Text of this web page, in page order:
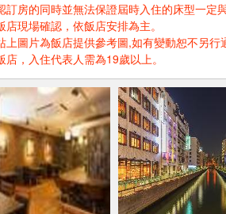
訂房的同時並無法保證屆時入住的床型一
店現場確認，依飯店安排為主。
上圖片為飯店提供參考圖,如有變動恕不另
店，入住代表人需為19歲以上。